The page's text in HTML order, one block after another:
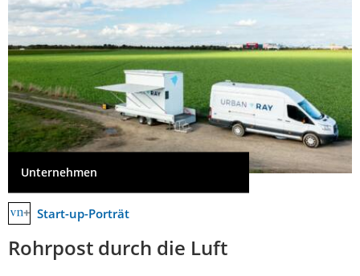
Unternehmen
Start-up-Porträt
Rohrpost durch die Luft